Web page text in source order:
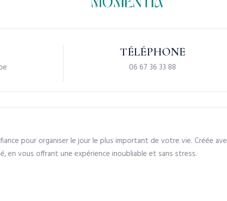
TÉLÉPHONE
06 67 36 33 88
pour organiser le jour le plus important de votre vie. Créée
en vous offrant une expérience inoubliable et sans stress.